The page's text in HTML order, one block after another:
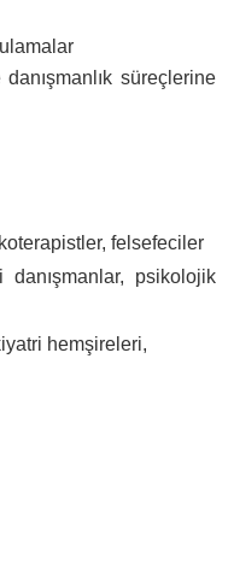
süreçlerine
felsefeciler
psikolojik
hemşireleri,